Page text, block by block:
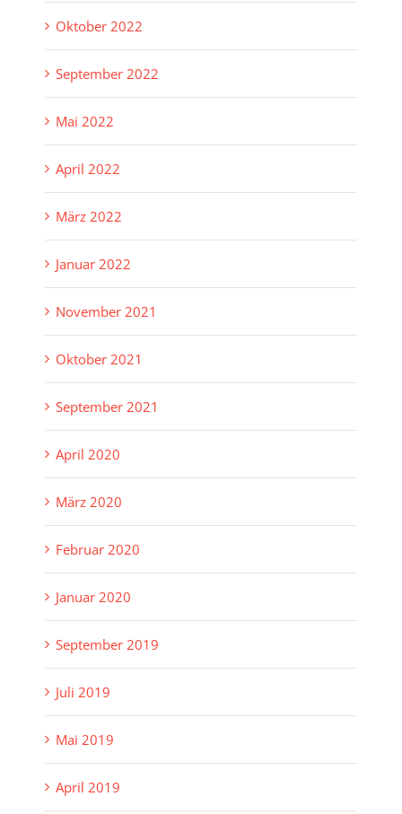
Oktober 2022
September 2022
Mai 2022
April 2022
März 2022
Januar 2022
November 2021
Oktober 2021
September 2021
April 2020
März 2020
Februar 2020
Januar 2020
September 2019
Juli 2019
Mai 2019
April 2019